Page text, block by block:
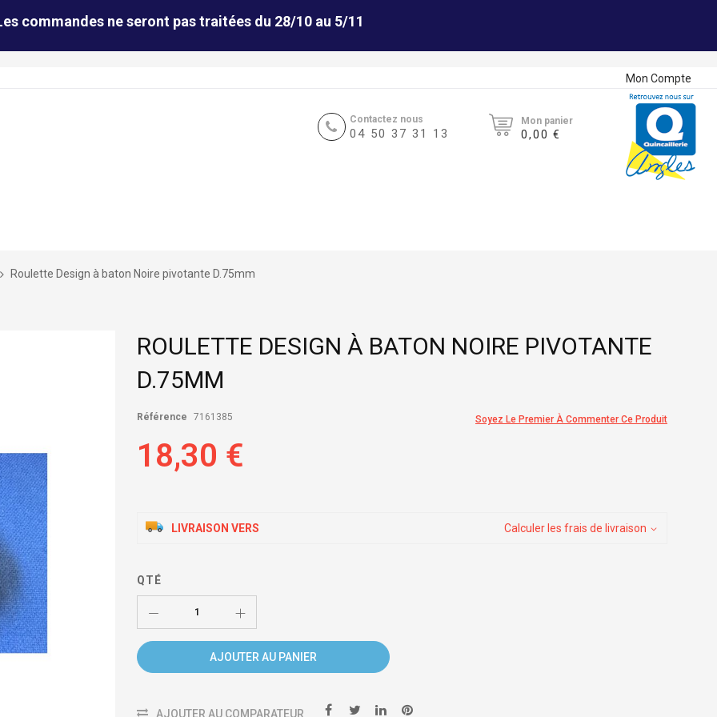
commandes ne seront pas traitées du 28/10 au 5/11
Mon Compte
Contactez nous
04 50 37 31 13
Mon panier
0,00 €
Roulette Design à baton Noire pivotante D.75mm
ROULETTE DESIGN À BATON NOIRE PIVOTANTE
D.75MM
Soyez Le Premier À Commenter Ce Produit
Référence 7161385
18,30 €
LIVRAISON VERS Calculer les frais de livraison
QTÉ
AJOUTER AU PANIER
AJOUTER AU COMPARATEUR